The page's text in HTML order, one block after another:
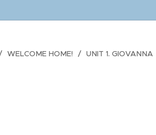
WELCOME HOME! UNIT 1. GIOVANNA